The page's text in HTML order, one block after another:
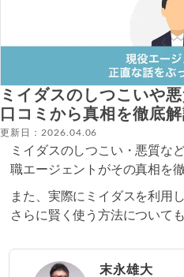
ミイダスのしつこいや
口コミから真相を徹底
更新日：2026.04.06
ミイダスのしつこい・悪質な
職エージェントがその真相を
また、実際にミイダスを利用
さらに賢く使う方法について
末永雄大